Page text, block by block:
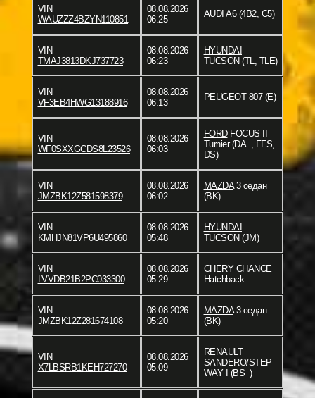
VIN
WAUZZZ4BZYN110851
08.08.2026
06:25
AUDI A6 (4B2, C5)
VIN
TMAJ3813DKJ737723
08.08.2026
06:23
HYUNDAI
TUCSON (TL, TLE)
VIN
VF3EB4HWG13188916
08.08.2026
06:13
PEUGEOT807 (E)
VIN
WF0SXXGCDS8L23526
08.08.2026
06:03
FORDFOCUS II
Turnier (DA_, FFS,
DS)
VIN
JMZBK12Z581598379
08.08.2026
06:02
MAZDA3 седан
(BK)
VIN
KMHJN81VP6U495860
08.08.2026
05:48
HYUNDAI
TUCSON (JM)
VIN
LVVDB21B2PC033300
08.08.2026
05:29
CHERYCHANCE
Hatchback
VIN
JMZBK12Z281674108
08.08.2026
05:20
MAZDA3 седан
(BK)
VIN
X7LBSRB1KEH727270
08.08.2026
05:09
RENAULT
SANDERO/STEP
WAY I (BS_)